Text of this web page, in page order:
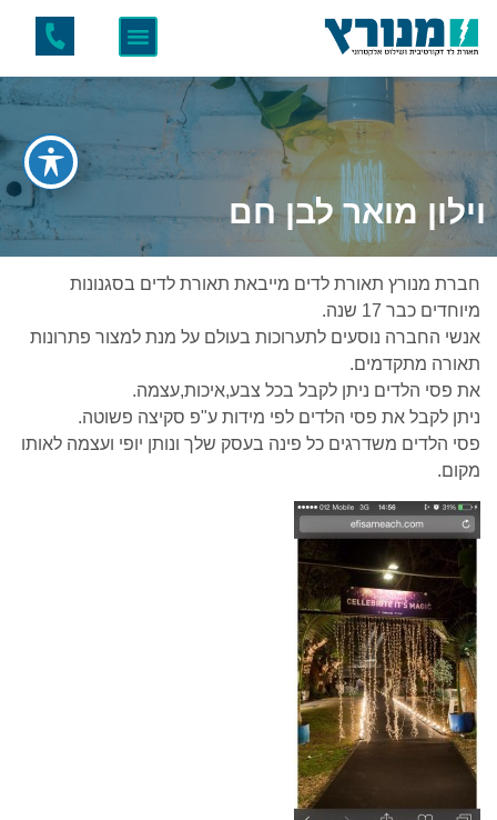
וילון מואר לבן חם
חברת מנורץ תאורת לדים מייבאת תאורת לדים בסגנונות
מיוחדים כבר 17 שנה.
אנשי החברה נוסעים לתערוכות בעולם על מנת למצור פתרונות
תאורה מתקדמים.
את פסי הלדים ניתן לקבל בכל צבע,איכות,עצמה.
ניתן לקבל את פסי הלדים לפי מידות ע"פ סקיצה פשוטה.
פסי הלדים משדרגים כל פינה בעסק שלך ונותן יופי ועצמה לאותו
מקום.